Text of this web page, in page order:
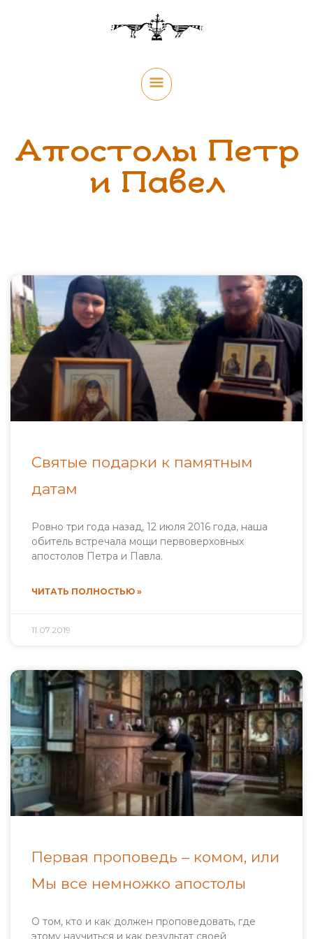
Главное
меню
Апостолы Петр
и Павел
Святые подарки к памятным
датам
Ровно три года назад, 12 июля 2016 года, наша
обитель встречала мощи первоверховных
апостолов Петра и Павла.
ЧИТАТЬ ПОЛНОСТЬЮ »
11.07.2019
Первая проповедь – комом, или
Мы все немножко апостолы
О том, кто и как должен проповедовать, где
этому научиться и как результат своей